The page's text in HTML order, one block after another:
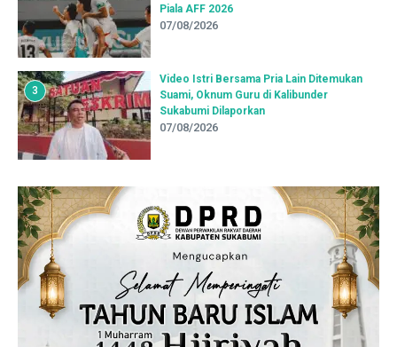
Piala AFF 2026
07/08/2026
3
Video Istri Bersama Pria Lain Ditemukan
Suami, Oknum Guru di Kalibunder
Sukabumi Dilaporkan
07/08/2026